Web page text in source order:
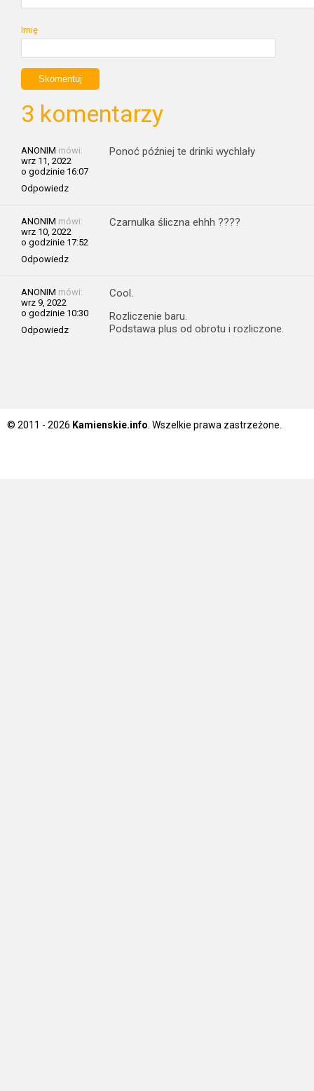
Imię
3 komentarzy
ANONIM mówi:
wrz 11, 2022
o godzinie 16:07
Odpowiedz
Ponoć później te drinki wychlały
ANONIM mówi:
wrz 10, 2022
o godzinie 17:52
Odpowiedz
Czarnulka śliczna ehhh ????
ANONIM mówi:
wrz 9, 2022
o godzinie 10:30
Odpowiedz
Cool.
Rozliczenie baru.
Podstawa plus od obrotu i rozliczone.
© 2011 - 2026 Kamienskie.info . Wszelkie prawa zastrzeżone.